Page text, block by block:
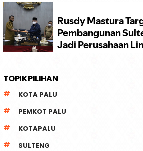
TOPIK PILIHAN
KOTA PALU
PEMKOT PALU
KOTAPALU
SULTENG